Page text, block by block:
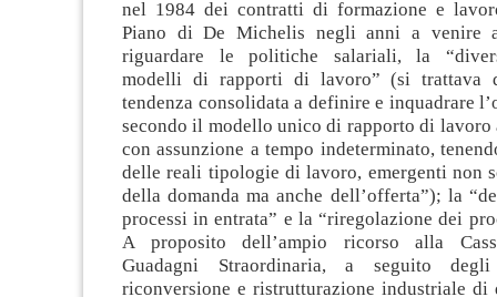
nel 1984 dei contratti di formazione e
Piano di De Michelis negli anni a venire
riguardare le politiche salariali, la
modelli di rapporti di lavoro” (si trattava
tendenza consolidata a definire e inquadrare
secondo il modello unico di rapporto di lavoro
con assunzione a tempo indeterminato,
delle reali tipologie di lavoro, emergenti non
della domanda ma anche dell’offerta”); la
processi in entrata” e la “riregolazione dei
A proposito dell’ampio ricorso alla
Guadagni Straordinaria, a seguito
riconversione e ristrutturazione industriale di